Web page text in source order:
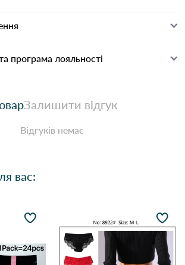
програма лояльності
Залишити відгук
Відгуків немає
вас: